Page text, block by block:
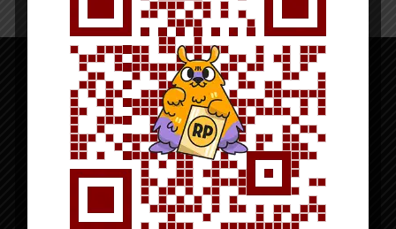
Copyright © 2023. All rights reserved BOPM WACANA.